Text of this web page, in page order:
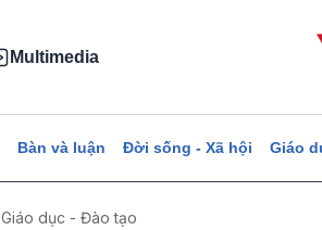
Multimedia
Bàn và luận Đời sống - Xã hội Giáo
Giáo dục - Đào tạo